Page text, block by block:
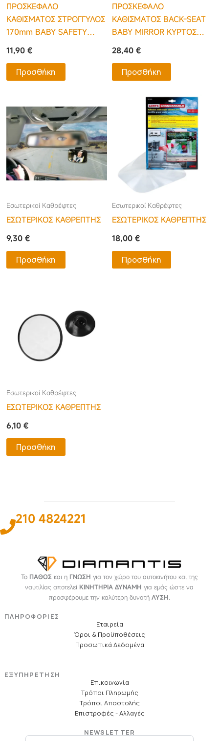
ΠΡΟΣΚΕΦΑΛΟ
ΚΑΘΙΣΜΑΤΟΣ ΣΤΡΟΓΓΥΛΟΣ
170mm BABY SAFETY
VIEW ΜΕ ΙΜΑΝΤΑ
ΣΤΗΡΙΞΗΣ LAMPA – 1 ΤΕΜ.
11,90€
Προσθήκη
ΠΡΟΣΚΕΦΑΛΟ
ΚΑΘΙΣΜΑΤΟΣ BACK-SEAT
BABY MIRROR ΚΥΡΤΟΣ
290x190mm
28,40 €
Προσθήκη
Εσωτερικοί Καθρέφτες
ΕΣΩΤΕΡΙΚΟΣ ΚΑΘΡΕΠΤΗΣ
9,30€
Προσθήκη
Εσωτερικοί Καθρέφτες
ΕΣΩΤΕΡΙΚΟΣ ΚΑΘΡΕΠΤΗΣ
18,00 €
Προσθήκη
Εσωτερικοί Καθρέφτες
ΕΣΩΤΕΡΙΚΟΣ ΚΑΘΡΕΠΤΗΣ
6,10€
Προσθήκη
210 4824221
Το ΠΑΘΟΣκαι η ΓΝΩΣΗ για τον χώρο του αυτοκινήτου και της
ναυτιλίας αποτελεί ΚΙΝΗΤΗΡΙΑ ΔΥΝΑΜΗ για εμάς ώστε να
προσφέρουμε την καλύτερη δυνατή ΛΥΣΗ.
ΠΛΗΡΟΦΟΡΙΕΣ
Εταιρεία
Όροι & Προϋποθέσεις
Προσωπικά Δεδομένα
ΕΞΥΠΗΡΕΤΗΣΗ
Επικοινωνία
Τρόποι Πληρωμής
Τρόποι Αποστολής
Επιστροφές - Αλλαγές
NEWSLETTER